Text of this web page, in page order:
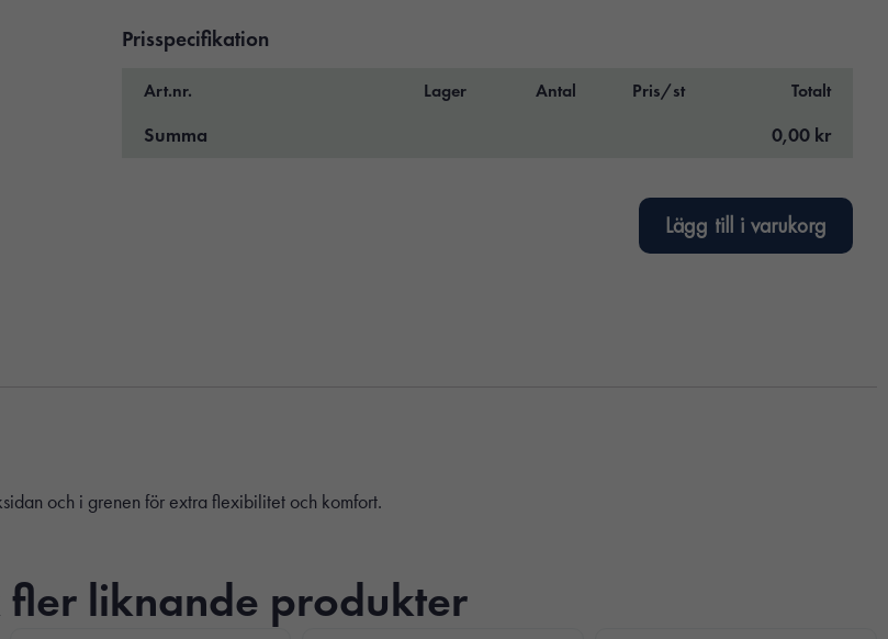
Prisspecifikation
Art.nr. Lager Antal Pris/st Totalt
Summa 0,00 kr
Lägg till i varukorg
och i grenen för extra flexibilitet och komfort.
fler liknande produkter